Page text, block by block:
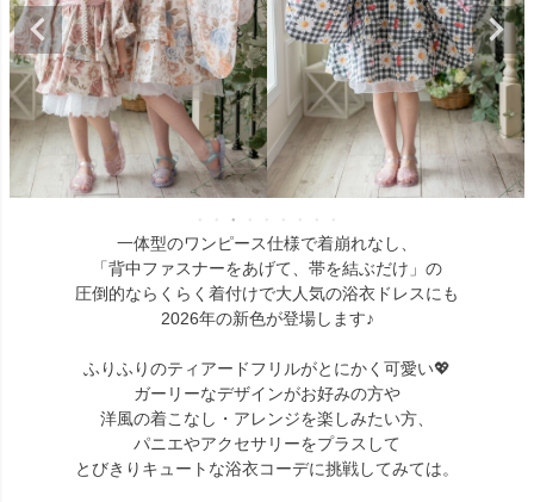
一体型のワンピース仕様で着崩れなし、
「背中ファスナーをあげて、帯を結ぶだけ」の
圧倒的ならくらく着付けで大人気の浴衣ドレスにも
2026年の新色が登場します♪
ふりふりのティアードフリルがとにかく可愛い💖
ガーリーなデザインがお好みの方や
洋風の着こなし・アレンジを楽しみたい方、
パニエやアクセサリーをプラスして
とびきりキュートな浴衣コーデに挑戦してみては。